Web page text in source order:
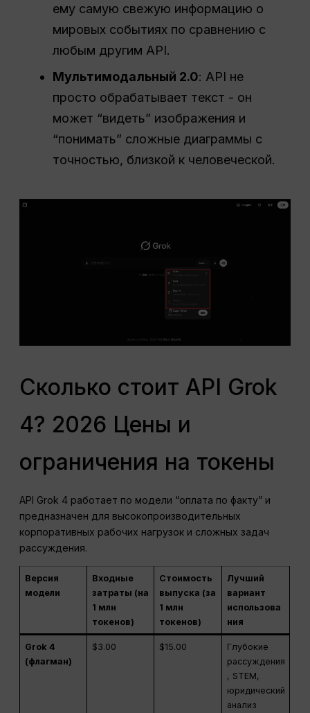
ему самую свежую информацию о
мировых событиях по сравнению с
любым другим API.
Мультимодальный 2.0: API не
просто обрабатывает текст - он
может “видеть” изображения и
“понимать” сложные диаграммы с
точностью, близкой к человеческой.
Сколько стоит API Grok
4? 2026 Цены и
ограничения на токены
API Grok 4 работает по модели “оплата по факту” и
предназначен для высокопроизводительных
корпоративных рабочих нагрузок и сложных задач
рассуждения.
Версия
модели
Входные
затраты (на
1 млн
токенов)
Стоимость
выпуска (за
1 млн
токенов)
Лучший
вариант
использова
ния
Grok 4
(флагман)
$3.00 $15.00
Глубокие
рассуждения
, STEM,
юридический
анализ